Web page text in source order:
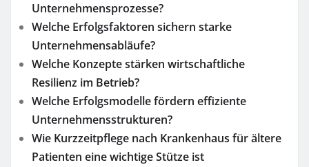
Unternehmensprozesse?
Welche Erfolgsfaktoren sichern starke
Unternehmensabläufe?
Welche Konzepte stärken wirtschaftliche
Resilienz im Betrieb?
Welche Erfolgsmodelle fördern effiziente
Unternehmensstrukturen?
Wie Kurzzeitpflege nach Krankenhaus für ältere
Patienten eine wichtige Stütze ist